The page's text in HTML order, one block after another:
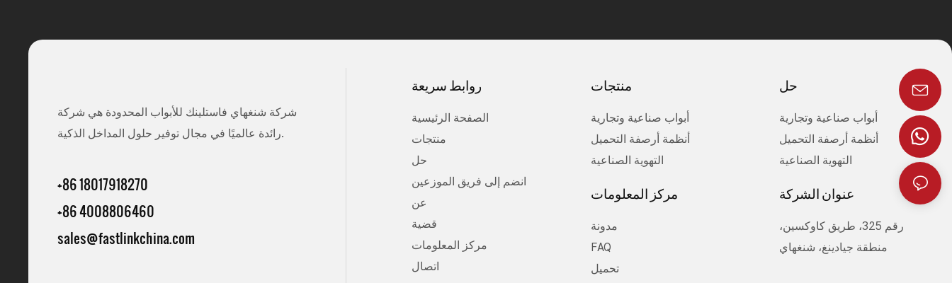
شركة شنغهاي فاستلينك للأبواب المحدودة هي شركة
رائدة عالميًا في مجال توفير حلول المداخل الذكية.
+86 18017918270
+86 4008806460
sales@fastlinkchina.com
روابط سريعة
الصفحة الرئيسية
منتجات
حل
انضم إلى فريق الموزعين
عن
قضية
مركز المعلومات
اتصال
منتجات
أبواب صناعية وتجارية
أنظمة أرصفة التحميل
التهوية الصناعية
مركز المعلومات
مدونة
FAQ
تحميل
حل
أبواب صناعية وتجارية
أنظمة أرصفة التحميل
التهوية الصناعية
عنوان الشركة
رقم 325، طريق كاوكسين،
منطقة جيادينغ، شنغهاي